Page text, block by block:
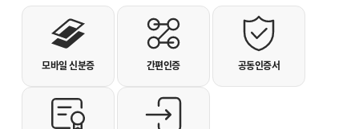
개인사용자 로그인
모바일 신분증 간편인증 공동인증서